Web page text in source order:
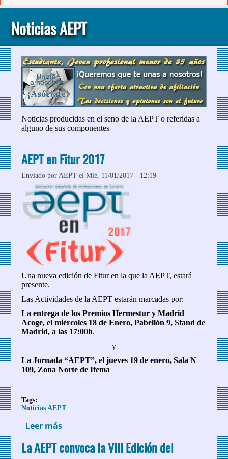
Noticias AEPT
Noticias producidas en el seno de la AEPT o referidas a
alguno de sus componentes
AEPT en Fitur 2017
Enviado porAEPT el Mié, 11/01/2017 - 12:19
Una nueva edición de Fitur en la que la AEPT, estará
presente.
Las Actividades de la AEPT estarán marcadas por:
La entrega de los Premios Hermestur y Madrid
Acoge, el miércoles 18 de Enero, Pabellón 9, Stand de
Madrid, a las 17:00h.
y
La Jornada “AEPT”, el jueves 19 de enero, Sala N
109, Zona Norte de Ifema
Tags:
Noticias AEPT
Leer más
La AEPT convoca la VIII Edición del